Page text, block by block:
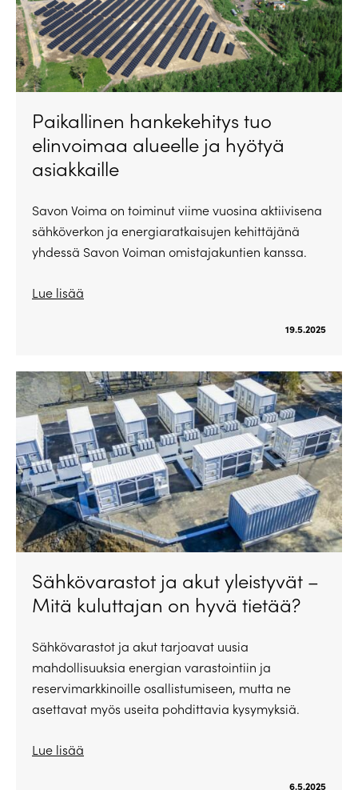
Paikallinen hankekehitys tuo
elinvoimaa alueelle ja hyötyä
asiakkaille
Savon Voima on toiminut viime vuosina aktiivisena
sähköverkon ja energiaratkaisujen kehittäjänä
yhdessä Savon Voiman omistajakuntien kanssa.
Lue lisää
19.5.2025
Sähkövarastot ja akut yleistyvät –
Mitä kuluttajan on hyvä tietää?
Sähkövarastot ja akut tarjoavat uusia
mahdollisuuksia energian varastointiin ja
reservimarkkinoille osallistumiseen, mutta ne
asettavat myös useita pohdittavia kysymyksiä.
Lue lisää
6.5.2025